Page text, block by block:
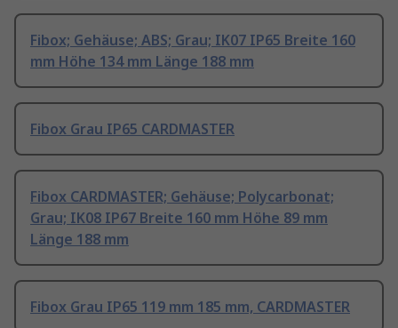
Fibox; Gehäuse; ABS; Grau; IK07 IP65 Breite 160
mm Höhe 134 mm Länge 188 mm
Fibox Grau IP65 CARDMASTER
Fibox CARDMASTER; Gehäuse; Polycarbonat;
Grau; IK08 IP67 Breite 160 mm Höhe 89 mm
Länge 188 mm
Fibox Grau IP65 119 mm 185 mm, CARDMASTER